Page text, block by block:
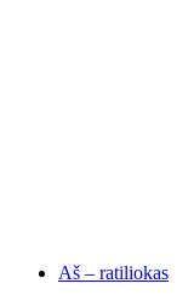
Aš – ratiliokas